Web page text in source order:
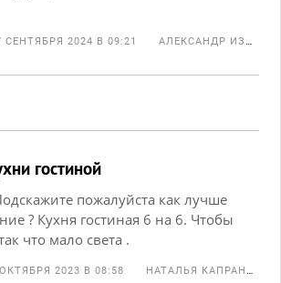
СЕНТЯБРЯ 2024 В 09:21 АЛЕКСАНДР ИЗОТОВ
гостиной
пожалуйста как лучше
? Кухня гостиная 6 на 6. Чтобы
что мало света .
2023 В 08:58 НАТАЛЬЯ КАПРАНОВА